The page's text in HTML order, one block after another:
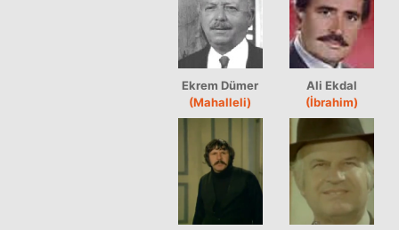
Ekrem Dümer
(Mahalleli)
Ali Ekdal
(İbrahim)